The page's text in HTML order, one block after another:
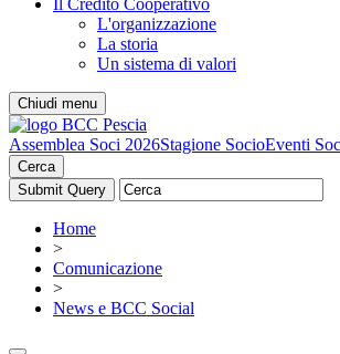
Il Credito Cooperativo
L'organizzazione
La storia
Un sistema di valori
Chiudi menu
Assemblea Soci 2026Stagione SocioEventi
Cerca
Home
>
Comunicazione
>
News e BCC Social